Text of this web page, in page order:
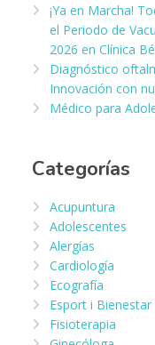
¡Ya en Marcha!
el Periodo de
2026 en Clínica
Diagnóstico
Innovación con
Médico para
Categorías
Acupuntura
Adolescentes
Alergías
Cardiología
Ecografía
Esport i Bienestar
Fisioterapia